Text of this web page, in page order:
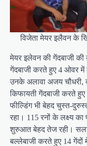
विजेता मेयर इलैवन के
मेयर इलेवन की गेंदबाजी
गेंदबाजी करते हुए 4 ओवर में
उनके अलावा अजय चौधरी,
किफायती गेंदबाजी करते
फील्डिंग भी बेहद चुस्त-
रहा। 115 रनों के लक्ष्य
शुरुआत बेहद तेज रही।
बल्लेबाजी करते हुए 14